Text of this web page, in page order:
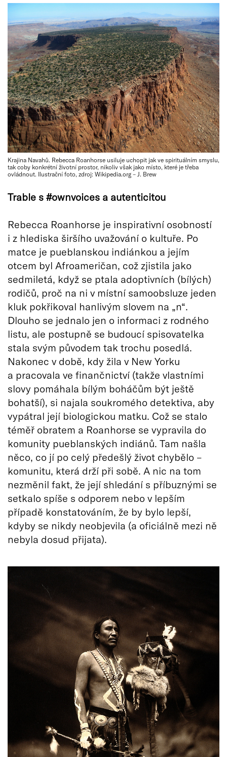
Krajina Navahů. Rebecca Roanhorse usiluje uchopit jak ve spirituálním smyslu,
tak coby konkrétní životní prostor, nikoliv však jako místo, které je třeba
ovládnout. Ilustrační foto, zdroj: Wikipedia.org – J. Brew
Trable s #ownvoices a autenticitou
Rebecca Roanhorse je inspirativní osobností
i z hlediska širšího uvažování o kultuře. Po
matce je pueblanskou indiánkou a jejím
otcem byl Afroameričan, což zjistila jako
sedmiletá, když se ptala adoptivních (bílých)
rodičů, proč na ni v místní samoobsluze jeden
kluk pokřikoval hanlivým slovem na „n“.
Dlouho se jednalo jen o informaci z rodného
listu, ale postupně se budoucí spisovatelka
stala svým původem tak trochu posedlá.
Nakonec v době, kdy žila v New Yorku
a pracovala ve finančnictví (takže vlastními
slovy pomáhala bílým boháčům být ještě
bohatší), si najala soukromého detektiva, aby
vypátral její biologickou matku. Což se stalo
téměř obratem a Roanhorse se vypravila do
komunity pueblanských indiánů. Tam našla
něco, co jí po celý předešlý život chybělo –
komunitu, která drží při sobě. A nic na tom
nezměnil fakt, že její shledání s příbuznými se
setkalo spíše s odporem nebo v lepším
případě konstatováním, že by bylo lepší,
kdyby se nikdy neobjevila (a oficiálně mezi ně
nebyla dosud přijata).